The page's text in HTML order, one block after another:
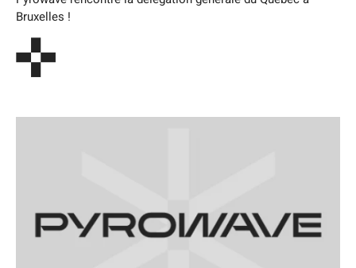
Bruxelles !